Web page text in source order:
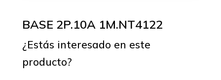
BASE 2P.10A 1M.NT4122
¿Estás interesado en este
producto?